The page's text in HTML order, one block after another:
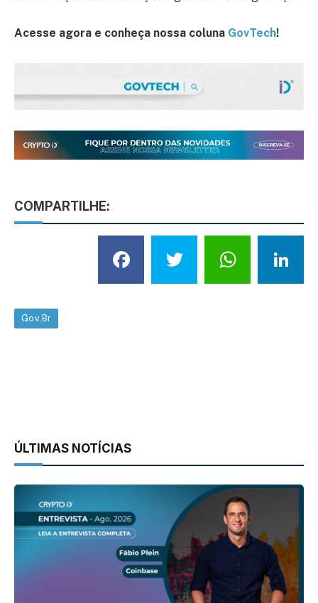
Acesse agora e conheça nossa coluna GovTech!
COMPARTILHE:
Facebook
Twitter
Gov.Br
ÚLTIMAS NOTÍCIAS